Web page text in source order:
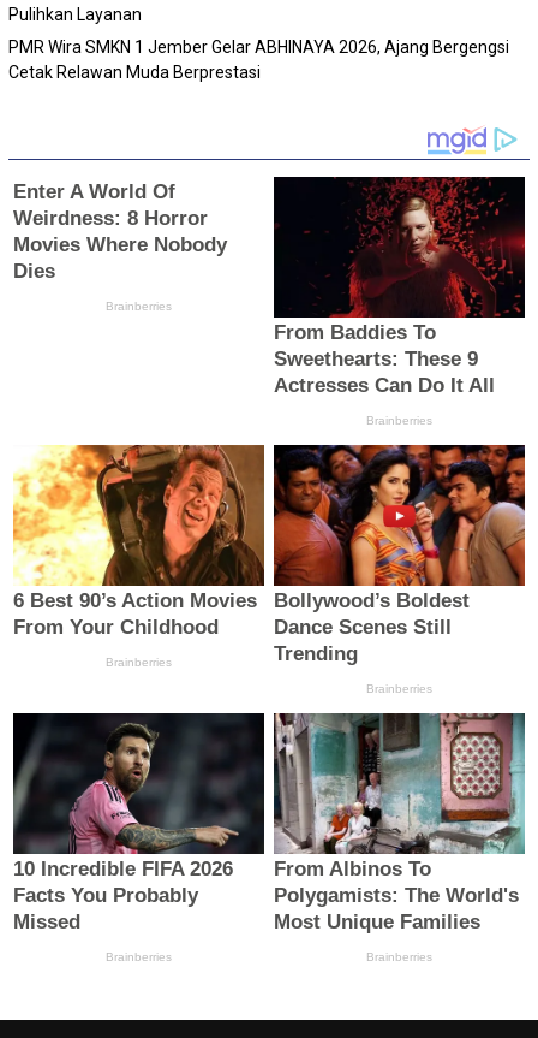
Pulihkan Layanan
PMR Wira SMKN 1 Jember Gelar ABHINAYA 2026, Ajang Bergengsi
Cetak Relawan Muda Berprestasi